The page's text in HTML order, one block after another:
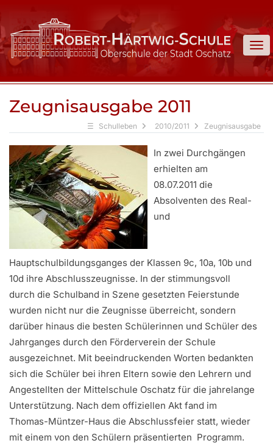
Zeugnisausgabe 2011
Schulleben 2010/2011 Zeugnisausgabe
In zwei Durchgängen
erhielten am
08.07.2011 die
Absolventen des Real-
und
Hauptschulbildungsganges der Klassen 9c, 10a, 10b und
10d ihre Abschlusszeugnisse. In der stimmungsvoll
durch die Schulband in Szene gesetzten Feierstunde
wurden nicht nur die Zeugnisse überreicht, sondern
darüber hinaus die besten Schülerinnen und Schüler des
Jahrganges durch den Förderverein der Schule
ausgezeichnet. Mit beeindruckenden Worten bedankten
sich die Schüler bei ihren Eltern sowie den Lehrern und
Angestellten der Mittelschule Oschatz für die jahrelange
Unterstützung. Nach dem offiziellen Akt fand im
Thomas-Müntzer-Haus die Abschlussfeier statt, wieder
mit einem von den Schülern präsentierten Programm.